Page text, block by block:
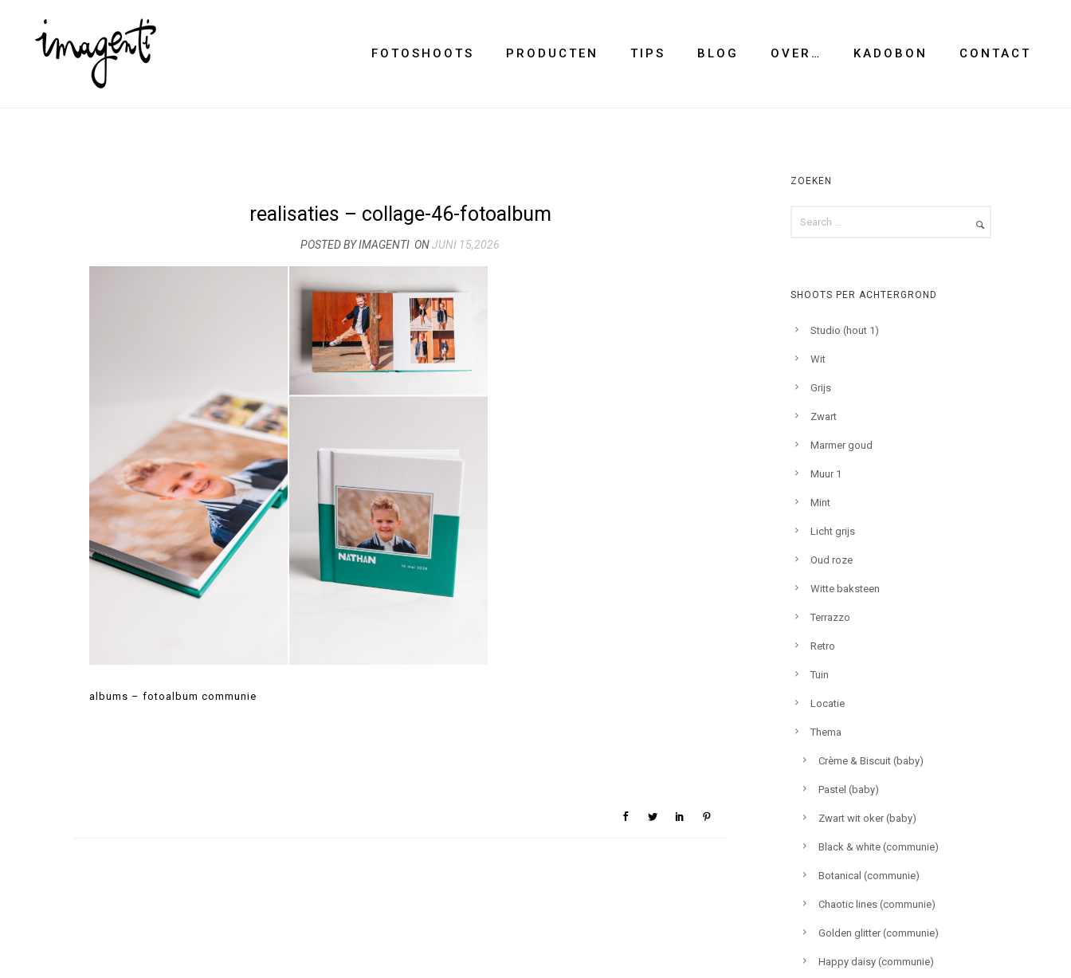
FOTOSHOOTS PRODUCTEN TIPS BLOG OVER… KADOBON CONTACT
realisaties – collage-46-fotoalbum
POSTED BY IMAGENTI ONJUNI 15,2026
albums – fotoalbum communie
ZOEKEN
SHOOTS PER ACHTERGROND
Studio (hout 1)
Wit
Grijs
Zwart
Marmer goud
Muur 1
Mint
Licht grijs
Oud roze
Witte baksteen
Terrazzo
Retro
Tuin
Locatie
Thema
Crème & Biscuit (baby)
Pastel (baby)
Zwart wit oker (baby)
Black & white (communie)
Botanical (communie)
Chaotic lines (communie)
Golden glitter (communie)
Happy daisy (communie)